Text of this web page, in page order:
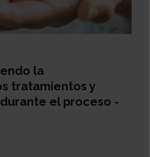
la
tratamientos y
el proceso -